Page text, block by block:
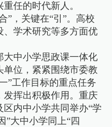
任的时代新人。
”，关键在“引”。高校
、学术研究等多方面优
大中小学思政课一体化
位，紧紧围绕市委教
”工作目标的重点任务
发挥出积极作用。重庆
内中小学共同举办“学
”大中小学同上“四